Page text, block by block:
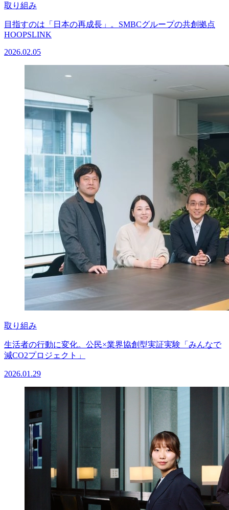
取り組み
目指すのは「日本の再成長」。SMBCグループの共創拠点
HOOPSLINK
2026.02.05
取り組み
生活者の行動に変化。公民×業界協創型実証実験「みんなで
減CO2プロジェクト」
2026.01.29